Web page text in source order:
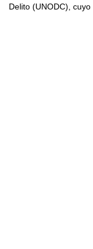
Delito (UNODC), cuyo